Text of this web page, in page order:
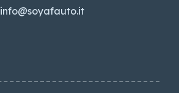
info@soyafauto.it